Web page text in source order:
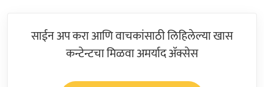
साईन अप करा आणि वाचकांसाठी लिहिलेल्या खास
कन्टेन्टचा मिळवा अमर्याद ॲक्सेस